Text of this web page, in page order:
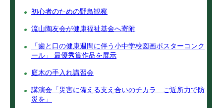
初心者のための野鳥観察
流山陶友会が健康福祉基金へ寄附
「歯と口の健康週間に伴う小中学校図画ポスターコンク
ール」 最優秀賞作品を展示
庭木の手入れ講習会
講演会「災害に備える支え合いのチカラ ご近所力で防
災を」